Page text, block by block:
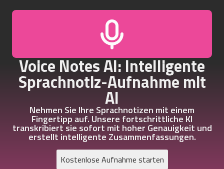
Voice Notes AI: Intelligente
Sprachnotiz-Aufnahme mit
AI
Nehmen Sie Ihre Sprachnotizen mit einem
Fingertipp auf. Unsere fortschrittliche KI
transkribiert sie sofort mit hoher Genauigkeit und
erstellt intelligente Zusammenfassungen.
Kostenlose Aufnahme starten